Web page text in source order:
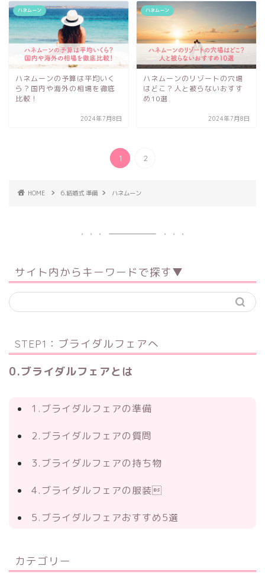
ハネムーン
ハネムーンの予算は平均いく
ら？国内や海外の相場を徹底
比較！
2024年7月8日
ハネムーン
ハネムーンのリゾートの穴場
はどこ？人と被らないおすす
め10選
2024年7月8日
1 2
HOME 6.結婚式 準備 ハネムーン
サイト内からキーワードで探す▼
STEP1：ブライダルフェアへ
0.ブライダルフェアとは
1.ブライダルフェアの準備
2.ブライダルフェアの質問
3.ブライダルフェアの持ち物
4.ブライダルフェアの服装
5.ブライダルフェアおすすめ5選
カテゴリー